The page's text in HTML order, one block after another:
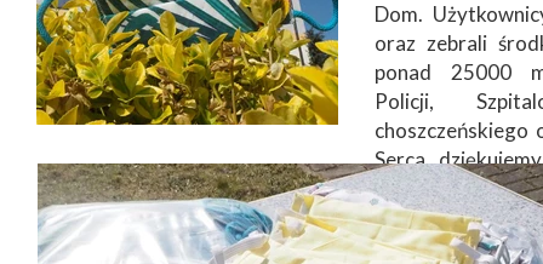
Dom.
oraz zebrali
ponad 25000
Policji,
Serca
członkom grupy